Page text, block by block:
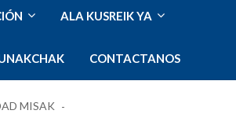
ALA KUSREIK YA
CONTACTANOS
CAMPANA
MISAK